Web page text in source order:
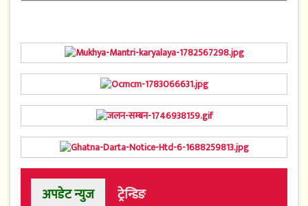
अपडेट न्युज ट्रेन्डिङ